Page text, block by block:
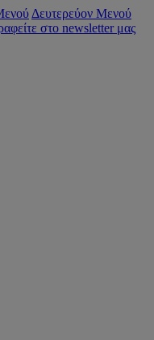
Δευτερεύον Μενού
στο newsletter μας